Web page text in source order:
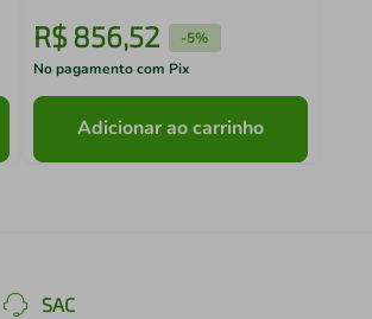
R$ 856,52 -5%
No pagamento com Pix
Adicionar ao carrinho
SAC